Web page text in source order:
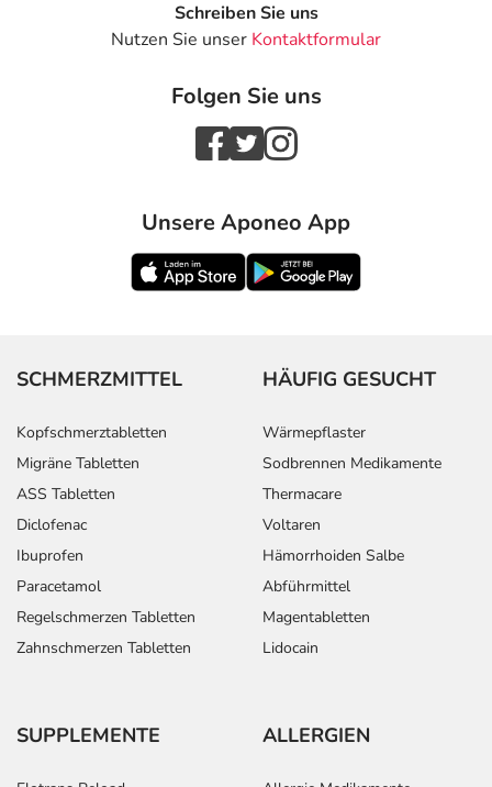
Schreiben Sie uns
Nutzen Sie unser Kontaktformular
Folgen Sie uns
Unsere Aponeo App
SCHMERZMITTEL
Kopfschmerztabletten
Migräne Tabletten
ASS Tabletten
Diclofenac
Ibuprofen
Paracetamol
Regelschmerzen Tabletten
Zahnschmerzen Tabletten
HÄUFIG GESUCHT
Wärmepflaster
Sodbrennen Medikamente
Thermacare
Voltaren
Hämorrhoiden Salbe
Abführmittel
Magentabletten
Lidocain
SUPPLEMENTE ALLERGIEN